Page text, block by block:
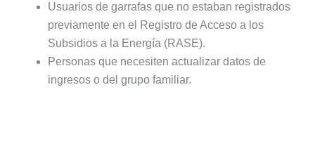
Usuarios de garrafas que no estaban registrados
previamente en el Registro de Acceso a los
Subsidios a la Energía (RASE).
Personas que necesiten actualizar datos de
ingresos o del grupo familiar.